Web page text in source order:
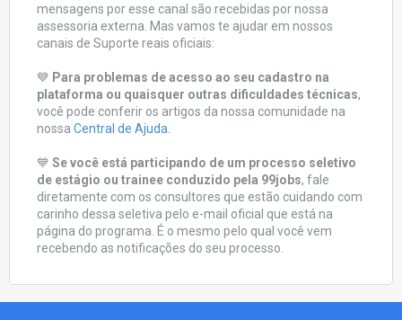
mensagens por esse canal são recebidas por nossa
assessoria externa. Mas vamos te ajudar em nossos
canais de Suporte reais oficiais:
💙 Para problemas de acesso ao seu cadastro na
plataforma ou quaisquer outras dificuldades técnicas,
você pode conferir os artigos da nossa comunidade na
nossa Central de Ajuda
💙 Se você está participando de um processo seletivo
de estágio ou trainee conduzido pela 99jobs, fale
diretamente com os consultores que estão cuidando com
carinho dessa seletiva pelo e-mail oficial que está na
página do programa. É o mesmo pelo qual você vem
recebendo as notificações do seu processo.